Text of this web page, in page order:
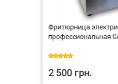
Фритюрница
профессиональная
2 500 грн.